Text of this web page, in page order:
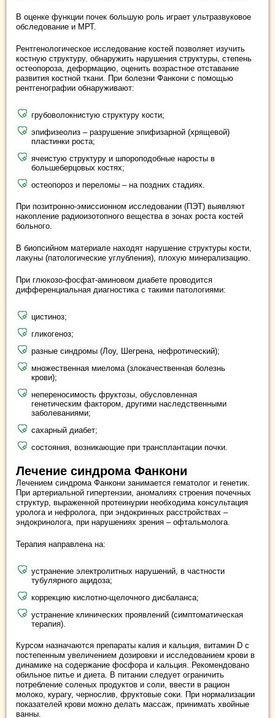
В оценке функции почек большую роль играет ультразвуковое
обследование и МРТ.
Рентгенологическое исследование костей позволяет изучить
костную структуру, обнаружить нарушения структуры, степень
остеопороза, деформацию, оценить возрастное отставание
развития костной ткани. При болезни Фанкони с помощью
рентгенографии обнаруживают:
грубоволокнистую структуру кости;
эпифизеолиз – разрушение эпифизарной (хрящевой)
пластинки роста;
ячеистую структуру и шпороподобные наросты в
большеберцовых костях;
остеопороз и переломы – на поздних стадиях.
При позитронно-эмиссионном исследовании (ПЭТ) выявляют
накопление радиоизотопного вещества в зонах роста костей
больного.
В биопсийном материале находят нарушение структуры кости,
лакуны (патологические углубления), плохую минерализацию.
При глюкозо-фосфат-аминовом диабете проводится
дифференциальная диагностика с такими патологиями:
цистиноз;
гликогеноз;
разные синдромы (Лоу, Шегрена, нефротический);
множественная миелома (злокачественная болезнь
крови);
непереносимость фруктозы, обусловленная
генетическим фактором, другими наследственными
заболеваниями;
сахарный диабет;
состояния, возникающие при трансплантации почки.
Лечение синдрома Фанкони
Лечением синдрома Фанкони занимается гематолог и генетик.
При артериальной гипертензии, аномалиях строения почечных
структур, выраженной протеинурии необходима консультация
уролога и нефролога, при эндокринных расстройствах –
эндокринолога, при нарушениях зрения – офтальмолога.
Терапия направлена на:
устранение электролитных нарушений, в частности
тубулярного ацидоза;
коррекцию кислотно-щелочного дисбаланса;
устранение клинических проявлений (симптоматическая
терапия).
Курсом назначаются препараты калия и кальция, витамин D c
постепенным увеличением дозировки и исследованием крови в
динамике на содержание фосфора и кальция. Рекомендовано
обильное питье и диета. В питании следует ограничить
потребление соленых продуктов и соли, ввести в рацион
молоко, курагу, чернослив, фруктовые соки. При нормализации
показателей крови можно делать массаж, принимать хвойные
ванны.